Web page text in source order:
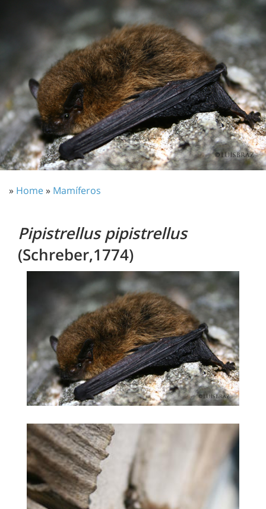
» Home» Mamíferos
Pipistrellus pipistrellus
(Schreber,1774)